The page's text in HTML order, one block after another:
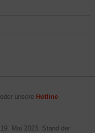
oder unsere Hotline
19. Mai 2023. Stand der